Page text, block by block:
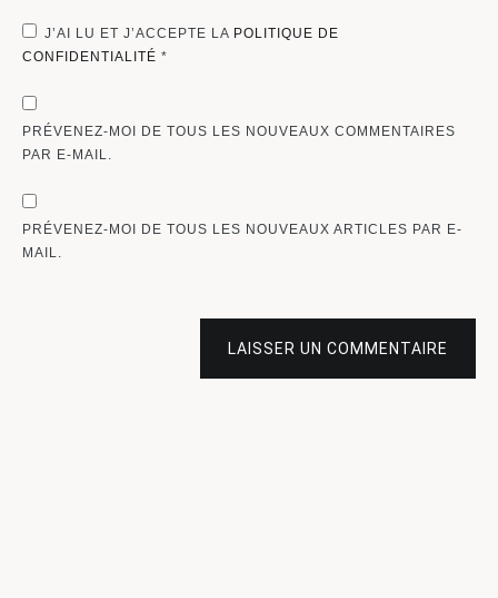
J’AI LU ET J’ACCEPTE LA POLITIQUE DE
CONFIDENTIALITÉ *
PRÉVENEZ-MOI DE TOUS LES NOUVEAUX COMMENTAIRES
PAR E-MAIL.
PRÉVENEZ-MOI DE TOUS LES NOUVEAUX ARTICLES PAR E-
MAIL.
LAISSER UN COMMENTAIRE